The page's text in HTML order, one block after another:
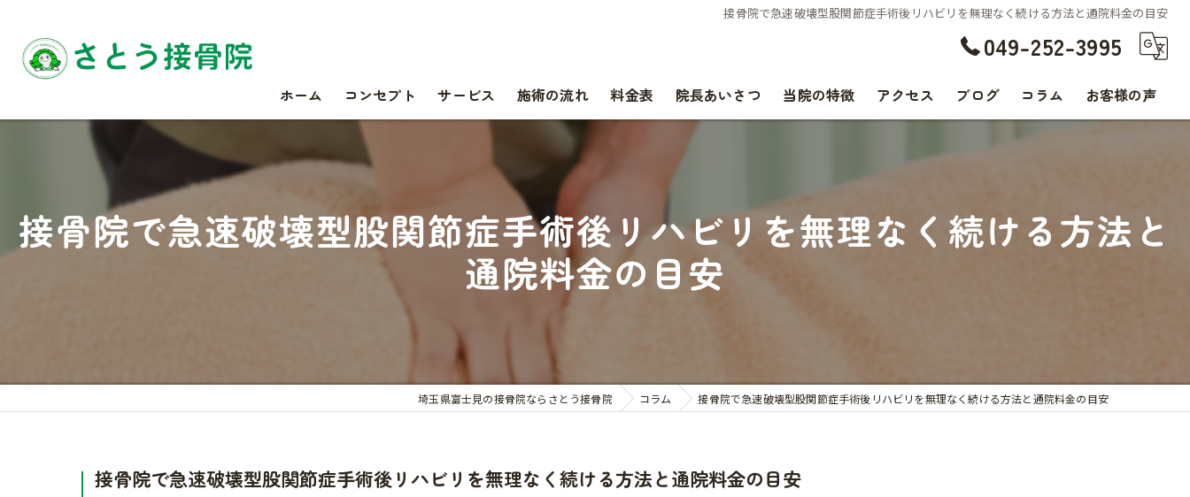
接骨院で急速破壊型股関節症手術後リハビリを無理なく続ける方法と通院料金の目安
049-252-3995
ホーム コンセプト サービス 施術の流れ 料金表 院長あいさつ 当院の特徴
肩こり
アクセス ブログ コラム お客様の声
接骨院で急速破壊型股関節症手術後リハビリを無理なく続ける方法と
通院料金の目安
埼玉県富士見の接骨院ならさとう接骨院 コラム 接骨院で急速破壊型股関節症手術後リハビリを無理なく続ける方法と通院料金の目安
接骨院で急速破壊型股関節症手術後リハビリを無理なく続ける方法と通院料金の目安